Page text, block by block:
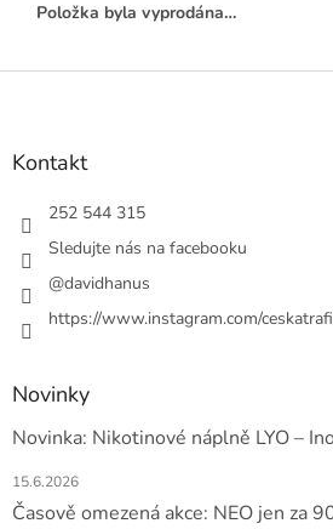
Položka byla vyprodána…
Z
Kontakt
252 544 315
Sledujte nás na facebooku
@davidhanus
https://www.instagram.com/
Novinky
Novinka: Nikotinové náplně LYO –
15.6.2026
Časově omezená akce: NEO jen za